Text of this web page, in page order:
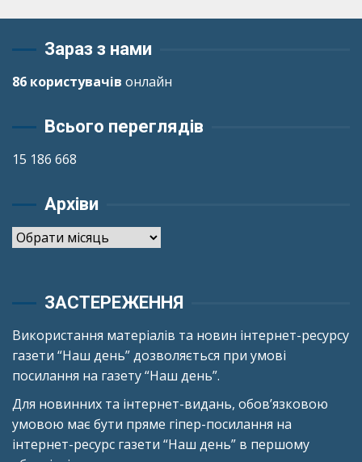
Зараз з нами
86 користувачів онлайн
Всього переглядів
15 186 668
Архіви
Архіви
ЗАСТЕРЕЖЕННЯ
Використання матеріалів та новин інтернет-ресурсу
газети “Наш день” дозволяється при умові
посилання на газету “Наш день”.
Для новинних та інтернет-видань, обов’язковою
умовою має бути пряме гіпер-посилання на
інтернет-ресурс газети “Наш день” в першому